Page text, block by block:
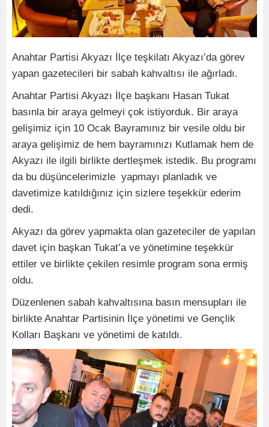
Anahtar Partisi Akyazı İlçe teşkilatı Akyazı’da görev
yapan gazetecileri bir sabah kahvaltısı ile ağırladı.
Anahtar Partisi Akyazı İlçe başkanı Hasan Tukat
basınla bir araya gelmeyi çok istiyorduk. Bir araya
gelişimiz için 10 Ocak Bayramınız bir vesile oldu bir
araya gelişimiz de hem bayramınızı Kutlamak hem de
Akyazı ile ilgili birlikte dertleşmek istedik. Bu programı
da bu düşüncelerimizle yapmayı planladık ve
davetimize katıldığınız için sizlere teşekkür ederim
dedi.
Akyazı da görev yapmakta olan gazeteciler de yapılan
davet için başkan Tukat’a ve yönetimine teşekkür
ettiler ve birlikte çekilen resimle program sona ermiş
oldu.
Düzenlenen sabah kahvaltısına basın mensupları ile
birlikte Anahtar Partisinin İlçe yönetimi ve Gençlik
Kolları Başkanı ve yönetimi de katıldı.